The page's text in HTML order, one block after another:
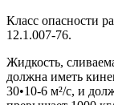
Класс опасности
12.1.007-76.
Жидкость,
должна иметь
30•10-6 м²/с, и